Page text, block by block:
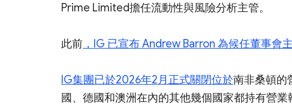
Prime Limited擔任流動性與風險分析主管。
此前 ，IG 已宣布 Andrew Barron 為候任董事會
IG集團已於2026年2月正式關閉位於南非桑頓的
國、德國和澳洲在內的其他幾個國家都持有營業